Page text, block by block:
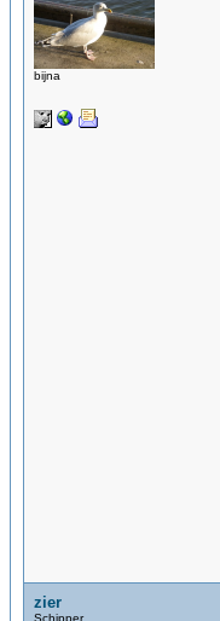
bijna
zier
Schipper